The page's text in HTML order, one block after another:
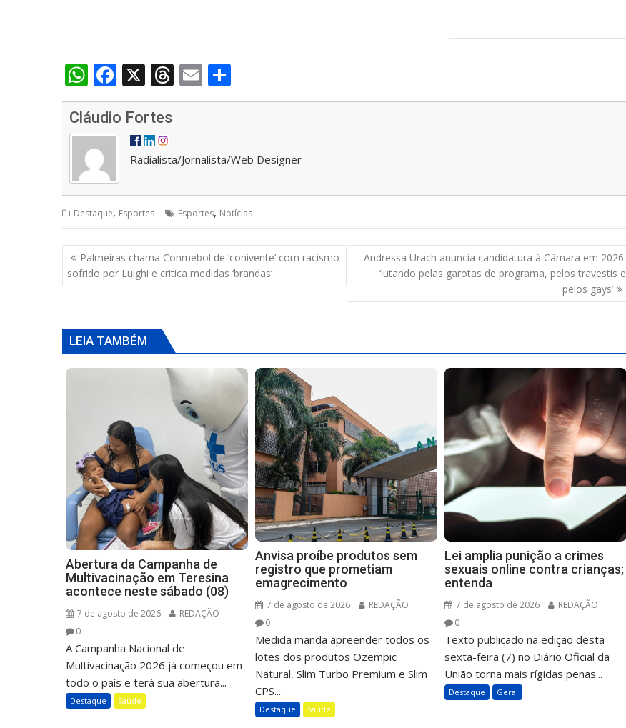
W
h
at
s
A
p
p
F
ac
e
b
o
k
X T
h
d
s
E
m h
Cláudio Fortes
Radialista/Jornalista/Web Designer
Destaque, Esportes Esportes, Notícias
Navegação
de
Post
Palmeiras chama Conmebol de ‘conivente’ com racismo
sofrido por Luighi e critica medidas ‘brandas’
Andressa Urach anuncia candidatura à Câmara em 2026:
‘lutando pelas garotas de programa, pelos travestis e
pelos gays’
LEIA TAMBÉM
Abertura da Campanha de
Multivacinação em Teresina
acontece neste sábado (08)
7 de agosto de 2026
REDAÇÃO
0
A Campanha Nacional de
Multivacinação 2026 já começou em
todo o país e terá sua abertura...
Destaque Saúde
Anvisa proíbe produtos sem
registro que prometiam
emagrecimento
7 de agosto de 2026
REDAÇÃO
0
Medida manda apreender todos os
lotes dos produtos Ozempic
Natural, Slim Turbo Premium e Slim
CPS...
Destaque Saúde
Lei amplia punição a crimes
sexuais online contra crianças;
entenda
7 de agosto de 2026
REDAÇÃO
0
Texto publicado na edição desta
sexta-feira (7) no Diário Oficial da
União torna mais rígidas penas...
Destaque Geral